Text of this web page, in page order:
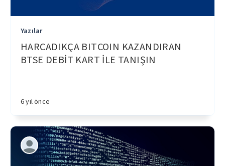
Yazılar
HARCADIKÇA BITCOIN KAZANDIRAN
BTSE DEBİT KART İLE TANIŞIN
6 yıl önce